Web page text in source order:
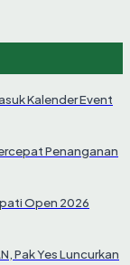
Kalender Event
Penanganan
Open 2026
Pak Yes Luncurkan